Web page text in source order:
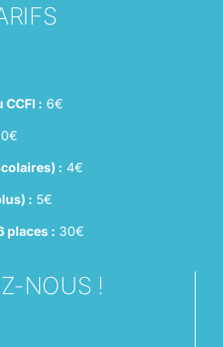
: 6€
0€
: 4€
: 5€
places : 30€
NOUS !